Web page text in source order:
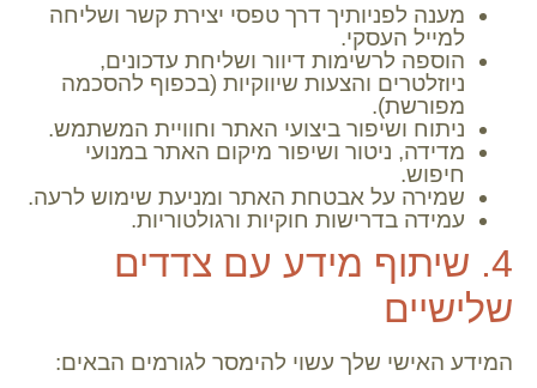
מענה לפניותיך דרך טפסי יצירת קשר ושליחה
למייל העסקי.
הוספה לרשימות דיוור ושליחת עדכונים,
ניוזלטרים והצעות שיווקיות (בכפוף להסכמה
מפורשת).
ניתוח ושיפור ביצועי האתר וחוויית המשתמש.
מדידה, ניטור ושיפור מיקום האתר במנועי
חיפוש.
שמירה על אבטחת האתר ומניעת שימוש לרעה.
עמידה בדרישות חוקיות ורגולטוריות.
4. שיתוף מידע עם צדדים
שלישיים
המידע האישי שלך עשוי להימסר לגורמים הבאים: